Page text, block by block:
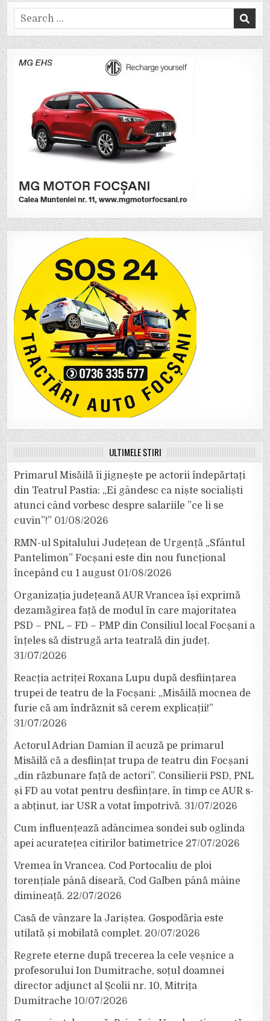
Search
for:
ULTIMELE ȘTIRI
Primarul Misăilă îi jignește pe actorii îndepărtați
din Teatrul Pastia: „Ei gândesc ca niște socialiști
atunci când vorbesc despre salariile ”ce li se
cuvin”!” 01/08/2026
RMN-ul Spitalului Județean de Urgență „Sfântul
Pantelimon” Focșani este din nou funcțional
începând cu 1 august 01/08/2026
Organizația județeană AUR Vrancea își exprimă
dezamăgirea față de modul în care majoritatea
PSD – PNL – FD – PMP din Consiliul local Focșani a
înțeles să distrugă arta teatrală din județ.
31/07/2026
Reacția actriței Roxana Lupu după desființarea
trupei de teatru de la Focșani: „Misăilă mocnea de
furie că am îndrăznit să cerem explicații!”
31/07/2026
Actorul Adrian Damian îl acuză pe primarul
Misăilă că a desființat trupa de teatru din Focșani
„din răzbunare față de actori”. Consilierii PSD, PNL
și FD au votat pentru desființare, în timp ce AUR s-
a abținut, iar USR a votat împotrivă. 31/07/2026
Cum influențează adâncimea sondei sub oglinda
apei acuratețea citirilor batimetrice 27/07/2026
Vremea în Vrancea. Cod Portocaliu de ploi
torențiale până diseară, Cod Galben până mâine
dimineață. 22/07/2026
Casă de vânzare la Jariștea. Gospodăria este
utilată și mobilată complet. 20/07/2026
Regrete eterne după trecerea la cele veșnice a
profesorului Ion Dumitrache, soțul doamnei
director adjunct al Școlii nr. 10, Mitrița
Dumitrache 10/07/2026